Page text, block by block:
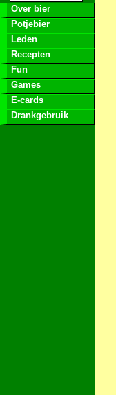
Over bier
Potjebier
Leden
Recepten
Fun
Games
E-cards
Drankgebruik